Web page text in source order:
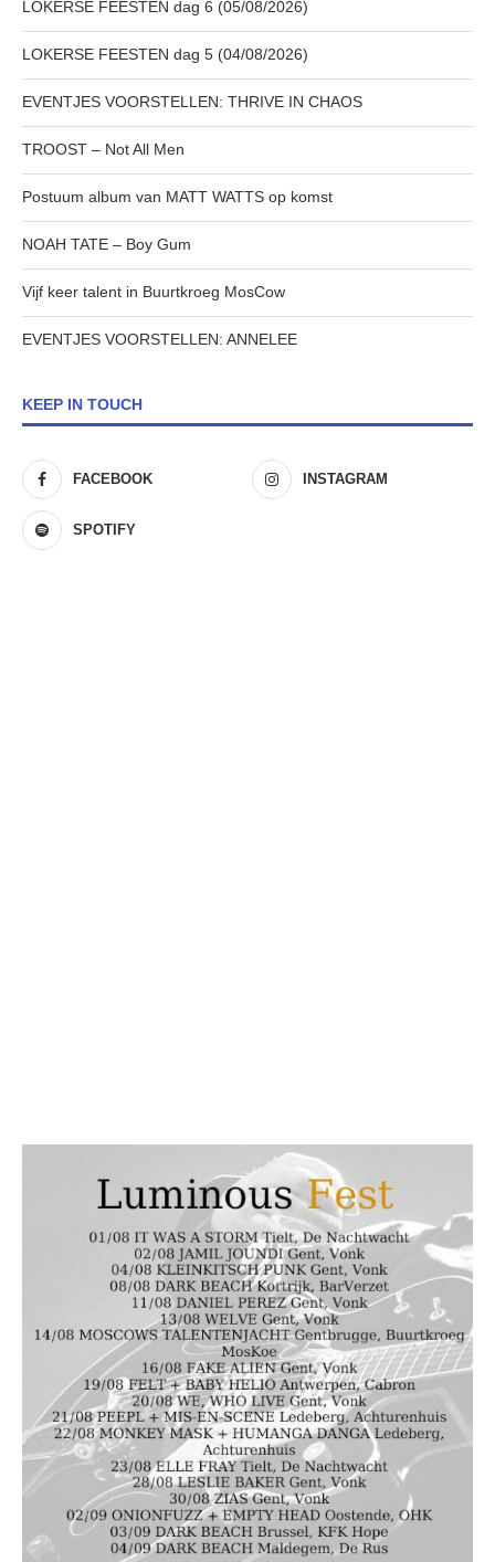
LOKERSE FEESTEN dag 6 (05/08/2026)
LOKERSE FEESTEN dag 5 (04/08/2026)
EVENTJES VOORSTELLEN: THRIVE IN CHAOS
TROOST – Not All Men
Postuum album van MATT WATTS op komst
NOAH TATE – Boy Gum
Vijf keer talent in Buurtkroeg MosCow
EVENTJES VOORSTELLEN: ANNELEE
KEEP IN TOUCH
FACEBOOK INSTAGRAM
SPOTIFY